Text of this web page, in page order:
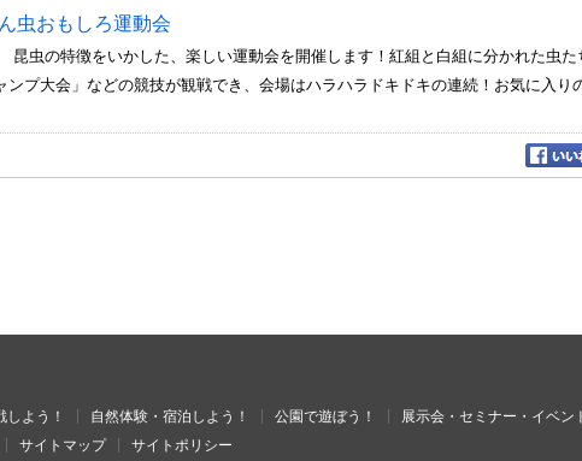
虫おもしろ運動会
虫の特徴をいかした、楽しい運動会を開催します！紅組と白組に分かれた虫た
ンプ大会」などの競技が観戦でき、会場はハラハラドキドキの連続！お気に入り
よう！ 自然体験・宿泊しよう！ 公園で遊ぼう！
展示会・セミナー・イベン
サイトマップ サイトポリシー